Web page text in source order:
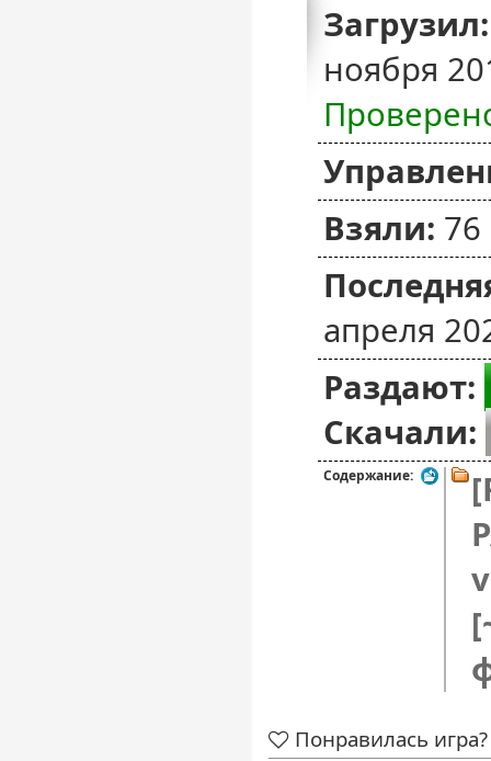
Загрузил:
ноября
Взяли:
апреля
Раздают:
Скачали:
Содержание:
Понравилась